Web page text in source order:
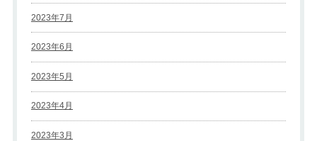
2023年7月
2023年6月
2023年5月
2023年4月
2023年3月